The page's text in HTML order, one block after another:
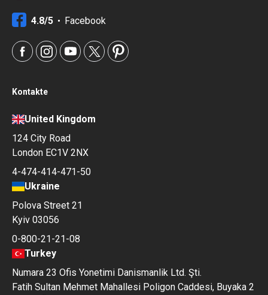
4.8/5 Facebook
Kontakte
United Kingdom
124 City Road
London EC1V 2NX
4-474-414-471-50
Ukraine
Polova Street 21
Kyiv 03056
0-800-21-21-08
Turkey
Numara 23 Ofis Yonetimi Danismanlik Ltd. Şti.
Fatih Sultan Mehmet Mahallesi Poligon Caddesi, Buyaka 2